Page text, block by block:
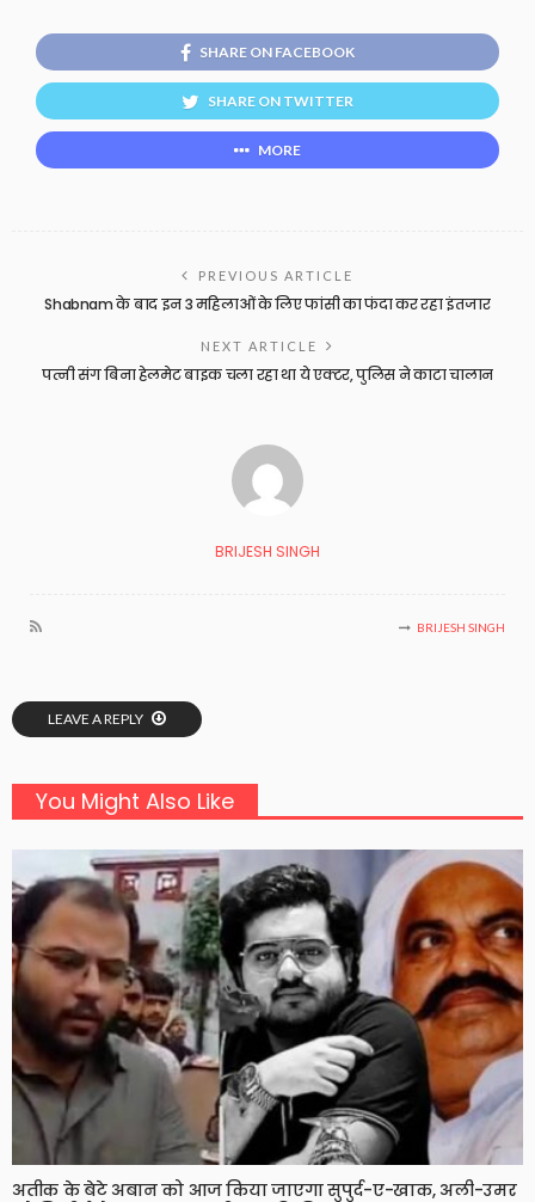
SHARE ON FACEBOOK
SHARE ON TWITTER
MORE
PREVIOUS ARTICLE
Shabnam के बाद इन 3 महिलाओं के लिए फांसी का फंदा कर रहा इंतजार
NEXT ARTICLE
पत्नी संग बिना हेलमेट बाइक चला रहा था ये एक्टर, पुलिस ने काटा चालान
BRIJESH SINGH
BRIJESH SINGH
LEAVE A REPLY
You Might Also Like
अतीक के बेटे अबान को आज किया जाएगा सुपुर्द-ए-खाक, अली-उमर